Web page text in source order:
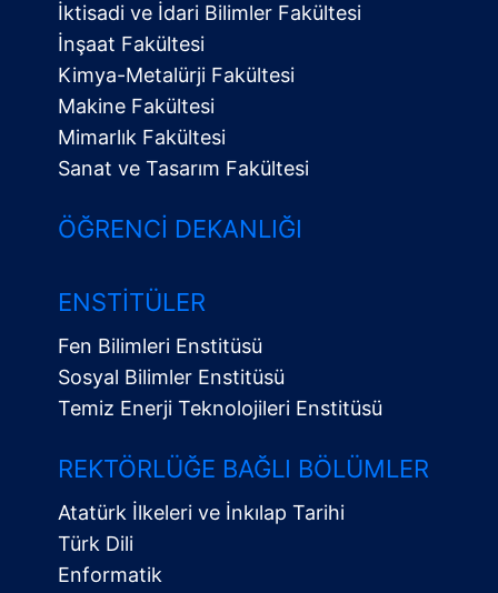
Menü
İktisadi ve İdari Bilimler Fakültesi
İnşaat Fakültesi
Kimya-Metalürji Fakültesi
Makine Fakültesi
Mimarlık Fakültesi
Sanat ve Tasarım Fakültesi
ÖĞRENCI DEKANLIĞI
ENSTITÜLER
Fen Bilimleri Enstitüsü
Sosyal Bilimler Enstitüsü
Temiz Enerji Teknolojileri Enstitüsü
REKTÖRLÜĞE BAĞLI BÖLÜMLER
Atatürk İlkeleri ve İnkılap Tarihi
Türk Dili
Enformatik